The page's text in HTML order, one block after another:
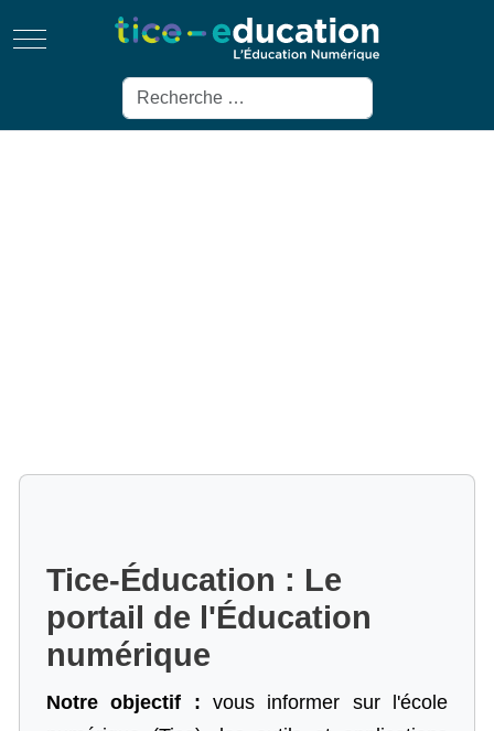
Mobile Menu Toggle
Rechercher
Tice-Éducation : Le
portail de l'Éducation
numérique
Notre objectif : vous informer sur l'école